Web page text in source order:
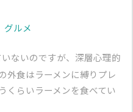
グルメ
ないのですが、深層心理的
外食はラーメンに縛りプレ
くらいラーメンを食べてい